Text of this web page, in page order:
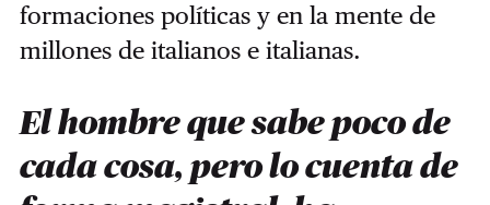
formaciones políticas y en la mente de
millones de italianos e italianas.
El hombre que sabe poco de
cada cosa, pero lo cuenta de